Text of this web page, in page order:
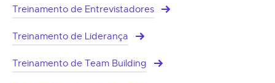
Treinamento de Entrevistadores
Treinamento de Liderança
Treinamento de Team Building